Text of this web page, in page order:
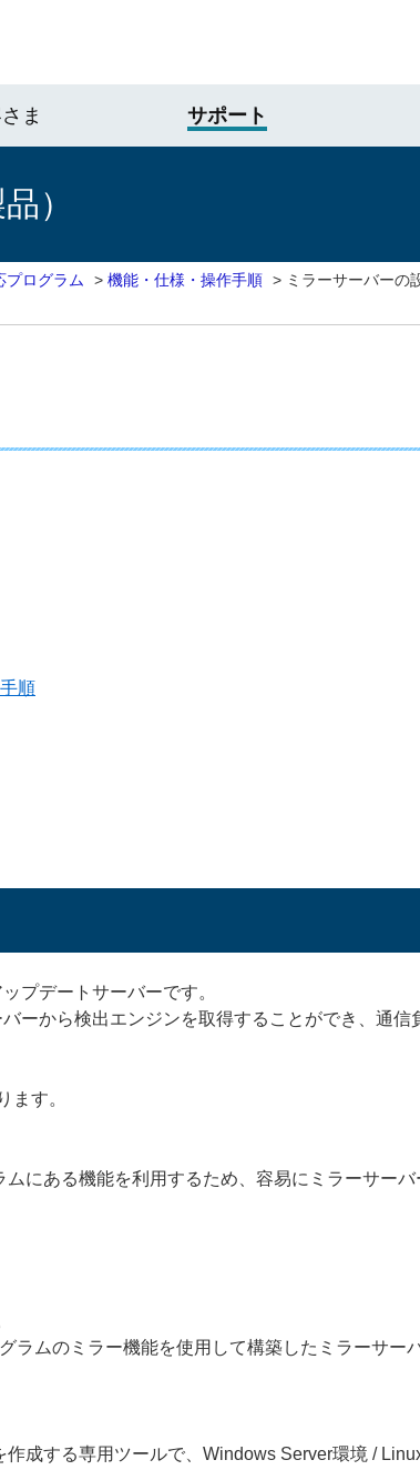
ま サポート
）
プログラム > 機能・仕様・操作手順 > ミラーサーバーの
順
プデートサーバーです。
ーから検出エンジンを取得することができ、通信
ます。
にある機能を利用するため、容易にミラーサーバ
ムのミラー機能を使用して構築したミラーサー
成する専用ツールで、Windows Server環境 /